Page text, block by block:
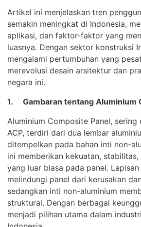
Artikel ini menjelaskan tren
semakin meningkat di Indonesia,
aplikasi, dan faktor-faktor yang
luasnya. Dengan sektor konstruksi
mengalami pertumbuhan yang
merevolusi desain arsitektur dan
negara ini.
1. Gambaran tentang Aluminium
Aluminium Composite Panel, sering
ACP, terdiri dari dua lembar
ditempelkan pada bahan inti non-
ini memberikan kekuatan,
yang luar biasa pada panel.
melindungi panel dari kerusakan
sedangkan inti non-aluminium
struktural. Dengan berbagai
menjadi pilihan utama dalam